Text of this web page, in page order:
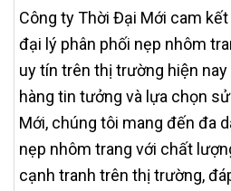
Công ty Thời Đại Mới cam
đại lý phân phối nẹp nhôm
uy tín trên thị trường hiện
hàng tin tưởng và lựa chọn
Mới, chúng tôi mang đến đa
nẹp nhôm trang với chất
cạnh tranh trên thị trường,